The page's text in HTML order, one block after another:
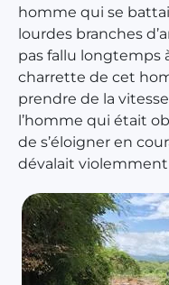
homme qui se
lourdes branches
pas fallu longtemps
charrette de cet
prendre de la
l’homme qui était
de s’éloigner en
dévalait